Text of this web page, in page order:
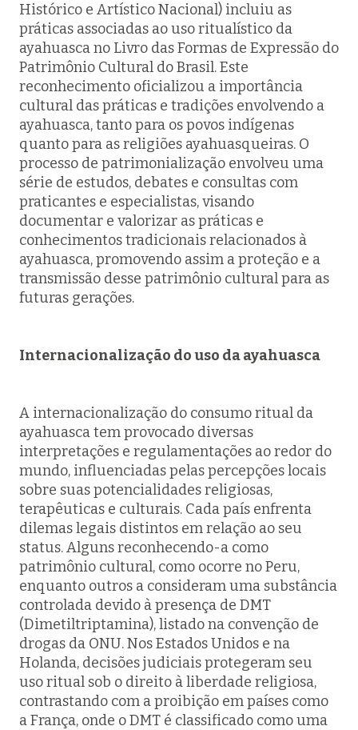
Histórico e Artístico Nacional) incluiu as
práticas associadas ao uso ritualístico da
ayahuasca no Livro das Formas de Expressão do
Patrimônio Cultural do Brasil. Este
reconhecimento oficializou a importância
cultural das práticas e tradições envolvendo a
ayahuasca, tanto para os povos indígenas
quanto para as religiões ayahuasqueiras. O
processo de patrimonialização envolveu uma
série de estudos, debates e consultas com
praticantes e especialistas, visando
documentar e valorizar as práticas e
conhecimentos tradicionais relacionados à
ayahuasca, promovendo assim a proteção e a
transmissão desse patrimônio cultural para as
futuras gerações.
Internacionalização do uso da ayahuasca
A internacionalização do consumo ritual da
ayahuasca tem provocado diversas
interpretações e regulamentações ao redor do
mundo, influenciadas pelas percepções locais
sobre suas potencialidades religiosas,
terapêuticas e culturais. Cada país enfrenta
dilemas legais distintos em relação ao seu
status. Alguns reconhecendo-a como
patrimônio cultural, como ocorre no Peru,
enquanto outros a consideram uma substância
controlada devido à presença de DMT
(Dimetiltriptamina), listado na convenção de
drogas da ONU. Nos Estados Unidos e na
Holanda, decisões judiciais protegeram seu
uso ritual sob o direito à liberdade religiosa,
contrastando com a proibição em países como
a França, onde o DMT é classificado como uma